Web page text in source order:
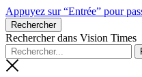
Appuyez sur “Entrée” pour
Rechercher
Rechercher dans Vision Times